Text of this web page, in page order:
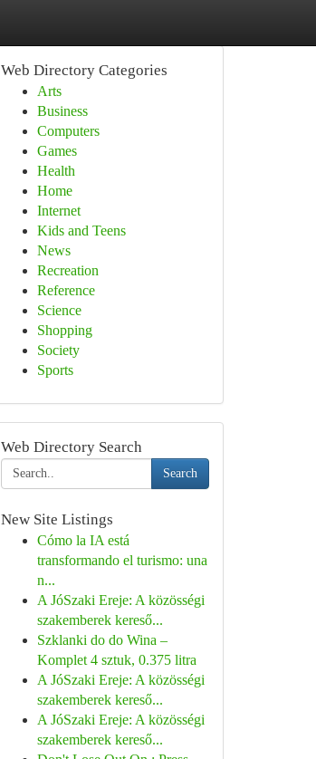
Web Directory Categories
Arts
Business
Computers
Games
Health
Home
Internet
Kids and Teens
News
Recreation
Reference
Science
Shopping
Society
Sports
Web Directory Search
Search
New Site Listings
Cómo la IA está
transformando el turismo: una
n...
A JóSzaki Ereje: A közösségi
szakemberek kereső...
Szklanki do do Wina –
Komplet 4 sztuk, 0.375 litra
A JóSzaki Ereje: A közösségi
szakemberek kereső...
A JóSzaki Ereje: A közösségi
szakemberek kereső...